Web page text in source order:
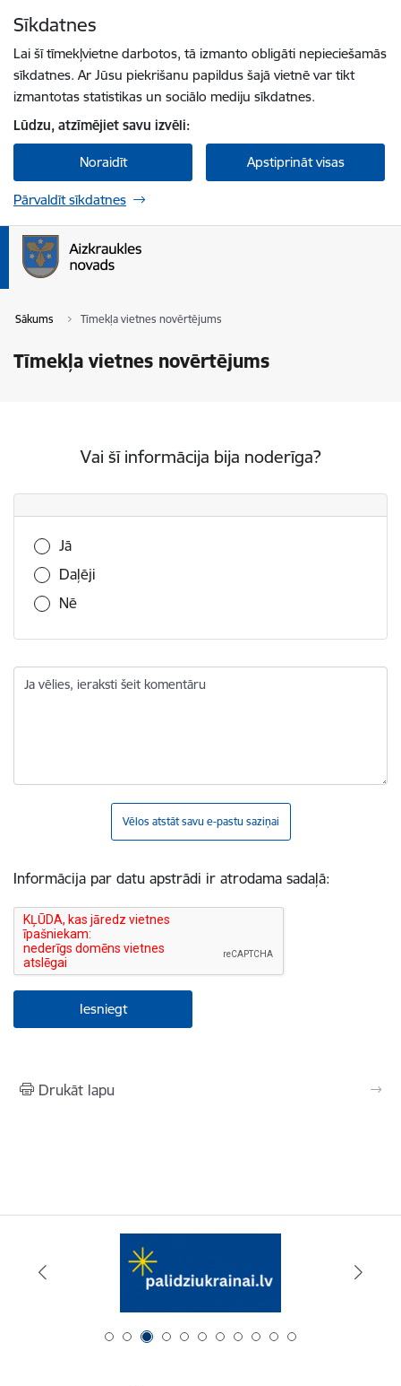
Sīkdatnes
Lai šī tīmekļvietne darbotos, tā izmanto obligāti nepieciešamās
sīkdatnes. Ar Jūsu piekrišanu papildus šajā vietnē var tikt
izmantotas statistikas un sociālo mediju sīkdatnes.
Lūdzu, atzīmējiet savu izvēli:
Noraidīt Apstiprināt visas
Pārvaldīt sīkdatnes
Sākums Tīmekļa vietnes novērtējums
Tīmekļa vietnes novērtējums
Vai šī informācija bija noderīga?
Vai šī informācija bija noderīga?
Jā
Daļēji
Nē
Ja vēlies, ieraksti šeit komentāru
Vēlos atstāt savu e-pastu saziņai
Informācija par datu apstrādi ir atrodama sadaļā:
Drukāt lapu